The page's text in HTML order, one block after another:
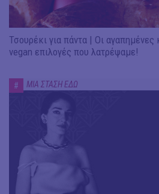
Τσουρέκι για πάντα | Οι
vegan επιλογές που λατρέψαμε!
# ΜΙΑ ΣΤΑΣΗ ΕΔΩ